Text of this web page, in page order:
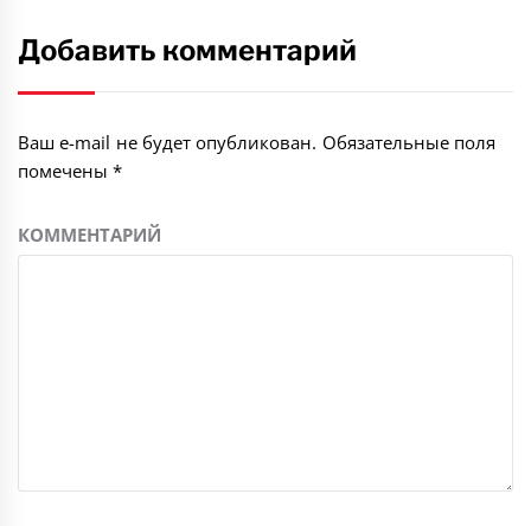
Добавить комментарий
Ваш e-mail не будет опубликован. Обязательные поля
помечены*
КОММЕНТАРИЙ